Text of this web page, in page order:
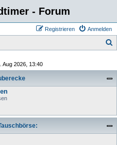
- Forum
Anmelden
Registrieren
Aug 2026, 13:40